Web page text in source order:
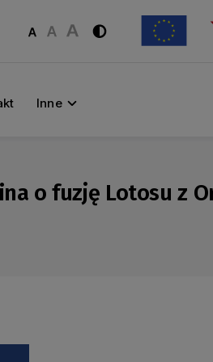
Inne
o fuzję Lotosu z